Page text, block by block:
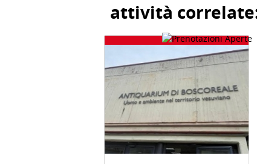
attività